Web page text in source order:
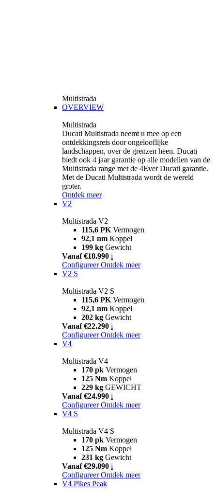
Multistrada
OVERVIEW
Multistrada
Ducati Multistrada neemt u mee op een
ontdekkingsreis door ongelooflijke
landschappen, over de grenzen heen. Ducati
biedt ook 4 jaar garantie op alle modellen van de
Multistrada range met de 4Ever Ducati garantie.
Met de Ducati Multistrada wordt de wereld
groter.
Ontdek meer
V2
Multistrada V2
115,6 PK Vermogen
92,1 nm Koppel
199 kg Gewicht
Vanaf €18.990 i
Configureer Ontdek meer
V2 S
Multistrada V2 S
115,6 PK Vermogen
92,1 nm Koppel
202 kg Gewicht
Vanaf €22.290 i
Configureer Ontdek meer
V4
Multistrada V4
170 pk Vermogen
125 Nm Koppel
229 kg GEWICHT
Vanaf €24.990 i
Configureer Ontdek meer
V4 S
Multistrada V4 S
170 pk Vermogen
125 Nm Koppel
231 kg Gewicht
Vanaf €29.890 i
Configureer Ontdek meer
V4 Pikes Peak